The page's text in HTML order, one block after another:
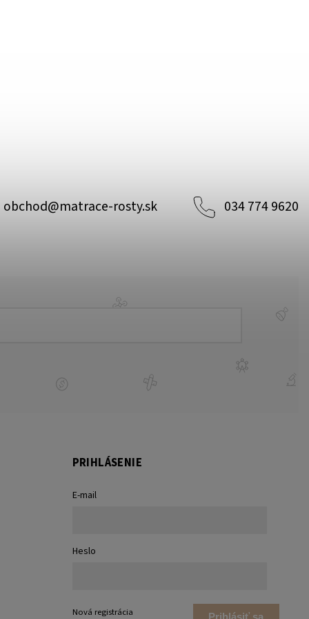
obchod@matrace-rosty.sk 034 774 9620
PRIHLÁSENIE
E-mail
Heslo
Prihlásiť sa
Nová registrácia